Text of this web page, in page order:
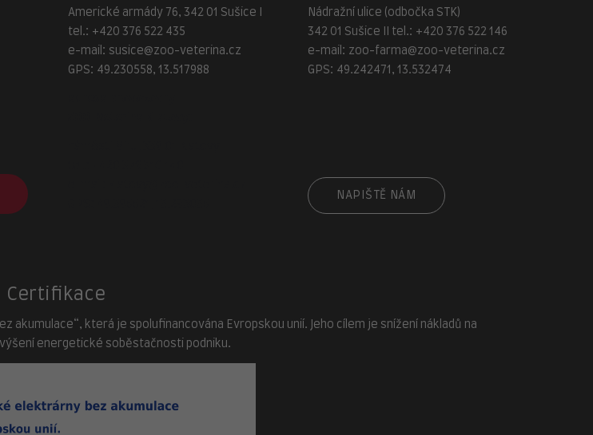
Americké armády 76, 342 01 Sušice I
tel.: +420 376 522 435
e-mail: susice@zoo-veterina.cz
GPS: 49.230558, 13.517988
Nádražní ulice (odbočka STK)
342 01 Sušice II tel.: +420 376 522 146
e-mail: zoo-farma@zoo-veterina.cz
GPS: 49.242471, 13.532474
NAPIŠTĚ NÁM
Certifikace
která je spolufinancována Evropskou unií. Jeho cílem je snížení nákladů na
energetické soběstačnosti podniku.